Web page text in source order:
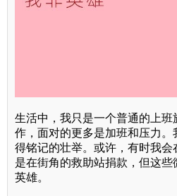
生活中，我只是一个普通的上
作，面对的更多是加班和压力
得铭记的壮举。或许，有时我
是在街角的救助站捐款，但这
英雄。